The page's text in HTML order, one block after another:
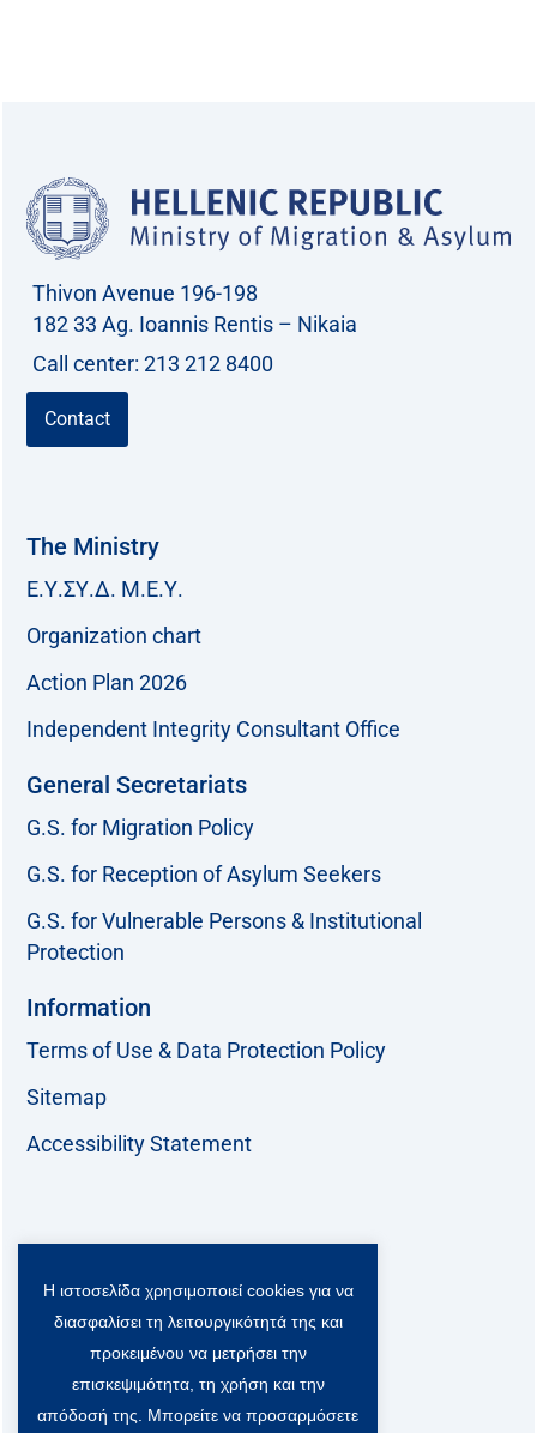
Thivon Avenue 196-198
182 33 Ag. Ioannis Rentis – Nikaia
Call center: 213 212 8400
Contact
The Ministry
Ε.Υ.ΣΥ.Δ. Μ.Ε.Υ.
Organization chart
Action Plan 2026
Independent Integrity Consultant Office
General Secretariats
G.S. for Migration Policy
G.S. for Reception of Asylum Seekers
G.S. for Vulnerable Persons & Institutional
Protection
Information
Terms of Use & Data Protection Policy
Sitemap
Accessibility Statement
F
a
o
T
w
i
t
t
e
L
i
n
k
e
d
Y
o
u
t
u
b
Viber Community:
Η ιστοσελίδα χρησιμοποιεί cookies για να
διασφαλίσει τη λειτουργικότητά της και
προκειμένου να μετρήσει την
επισκεψιμότητα, τη χρήση και την
απόδοσή της. Μπορείτε να προσαρμόσετε